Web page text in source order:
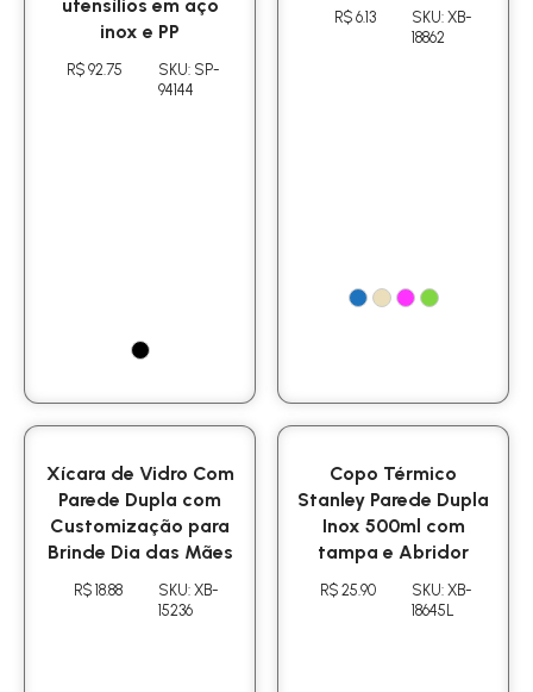
utensílios em aço
inox e PP
R$ 92.75
SKU: SP-
94144
R$ 6.13
SKU: XB-
18862
Xícara de Vidro Com
Parede Dupla com
Customização para
Brinde Dia das Mães
R$ 18.88
SKU: XB-
15236
Copo Térmico
Stanley Parede Dupla
Inox 500ml com
tampa e Abridor
R$ 25.90
SKU: XB-
18645L